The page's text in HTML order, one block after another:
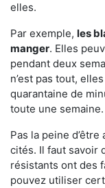
elles.
Par exemple, les
manger. Elles
pendant deux
n’est pas tout,
quarantaine de
toute une semaine.
Pas la peine
cités. Il faut savoir
résistants ont des
pouvez utiliser